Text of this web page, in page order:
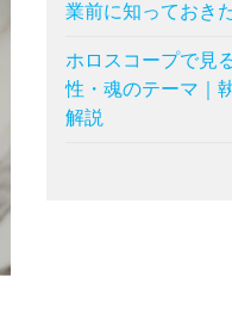
業前に知っておき
ホロスコープで見
性・魂のテーマ｜
解説